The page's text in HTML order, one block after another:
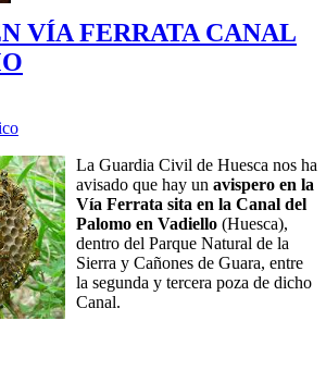
VÍA FERRATA CANAL
La Guardia Civil de Huesca nos ha
avisado que hay un avispero en la
Vía Ferrata sita en la Canal del
Palomo en Vadiello (Huesca),
dentro del Parque Natural de la
Sierra y Cañones de Guara, entre
la segunda y tercera poza de dicho
Canal.